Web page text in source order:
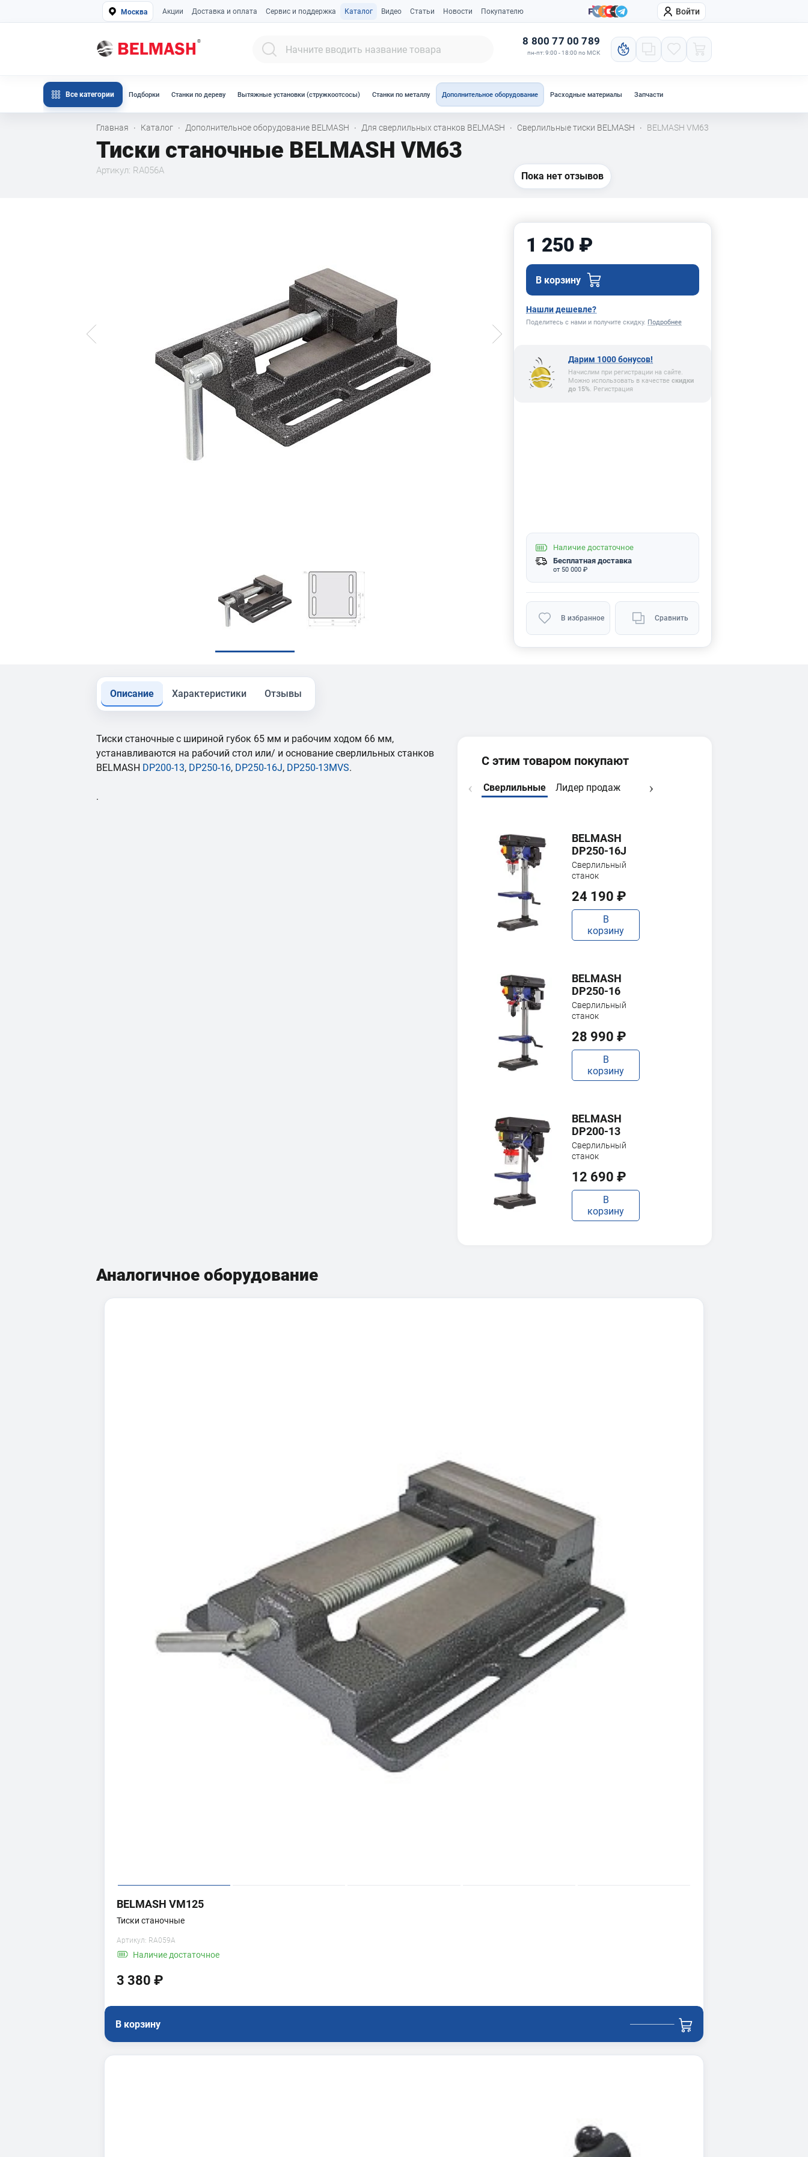
Москва Акции Доставка и оплата Сервис и поддержка Каталог Видео Статьи Новости Покупателю Компания Войти
8 800 77 00 789
пн-пт: 9:00 - 18:00 по МСК
Все категории Подборки Станки по дереву Вытяжные установки (стружкоотсосы) Станки по металлу Дополнительное оборудование Расходные материалы Запчасти
Главная · Каталог · Дополнительное оборудование BELMASH · Для сверлильных станков BELMASH · Сверлильные тиски BELMASH · BELMASH VM63
Тиски станочные BELMASH VM63
Артикул: RA056A Пока нет отзывов
1 250 ₽
В корзину
Нашли дешевле?
Поделитесь с нами и получите скидку. Подробнее
Дарим 1000 бонусов!
Начислим при регистрации на сайте.
Можно использовать в качестве скидки
до 15%. Регистрация
Наличие достаточное
Бесплатная доставка
от 50 000 ₽
В избранное Сравнить
Описание Характеристики Отзывы
Тиски станочные с шириной губок 65 мм и рабочим ходом 66 мм,
устанавливаются на рабочий стол или/ и основание сверлильных станков
BELMASH DP200-13, DP250-16, DP250-16J, DP250-13MVS.
.
С этим товаром покупают
Сверлильные Лидер продаж
BELMASH
DP250-16J
Сверлильный
станок
24 190 ₽
В
корзину
BELMASH
DP250-16
Сверлильный
станок
28 990 ₽
В
корзину
BELMASH
DP200-13
Сверлильный
станок
12 690 ₽
В
корзину
Сверлильный
Аналогичное оборудование
BELMASH VM125
Тиски станочные
Артикул: RA059A
Наличие достаточное
3 380 ₽
В корзину